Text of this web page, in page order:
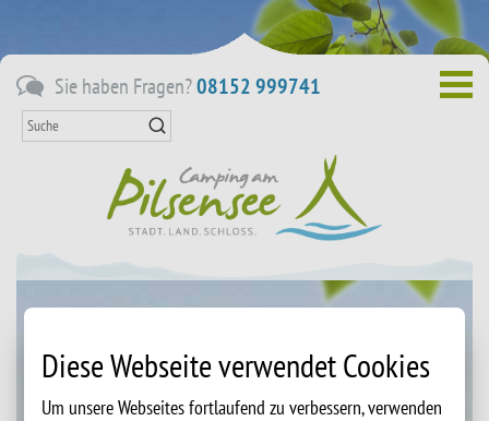
Sie haben Fragen?08152 999741
Suche
Diese Webseite verwendet Cookies
Um unsere Webseites fortlaufend zu verbessern, verwenden